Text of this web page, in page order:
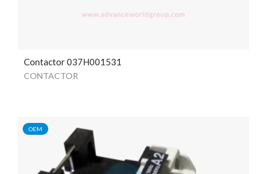
Contactor 037H001531
CONTACTOR
OEM